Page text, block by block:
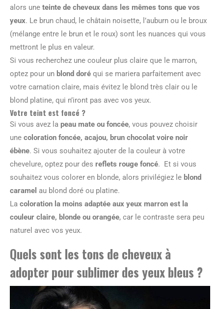
alors une teinte de cheveux dans les mêmes tons que vos
yeux. Le brun chaud, le châtain noisette, l’auburn ou le broux
(mélange entre le brun et le roux) sont les nuances qui vous
mettront le plus en valeur.
Si vous recherchez une couleur plus claire que le marron,
optez pour un blond doré qui se mariera parfaitement avec
votre carnation claire, mais évitez le blond très clair ou le
blond platine, qui n’iront pas avec vos yeux.
Votre teint est foncé ?
Si vous avez la peau mate ou foncée, vous pouvez choisir
une coloration foncée, acajou, brun chocolat voire noir
ébène. Si vous souhaitez ajouter de la couleur à votre
chevelure, optez pour des reflets rouge foncé. Et si vous
souhaitez vous colorer en blonde, alors privilégiez le blond
caramel au blond doré ou platine.
La coloration la moins adaptée aux yeux marron est la
couleur claire, blonde ou orangée, car le contraste sera peu
naturel avec vos yeux.
Quels sont les tons de cheveux à
adopter pour sublimer des yeux bleus ?